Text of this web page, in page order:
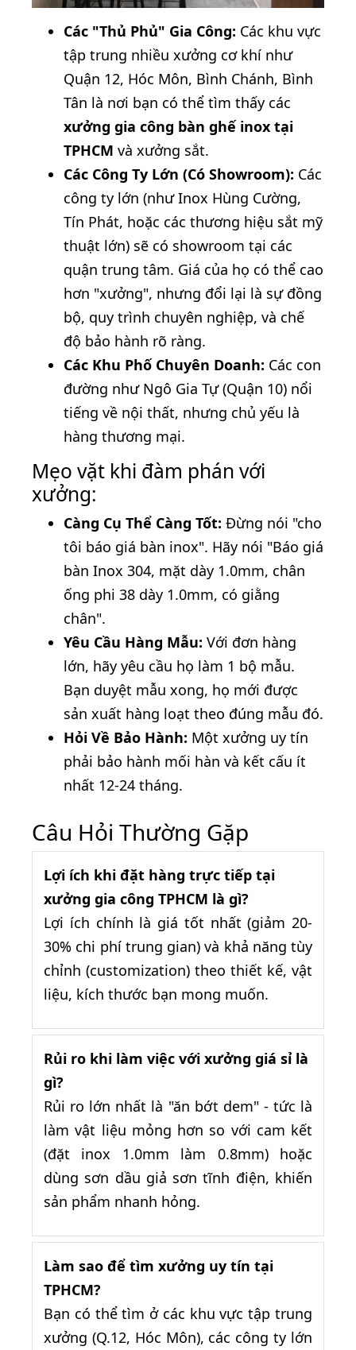
Các "Thủ Phủ" Gia Công: Các khu vực
tập trung nhiều xưởng cơ khí như
Quận 12, Hóc Môn, Bình Chánh, Bình
Tân là nơi bạn có thể tìm thấy các
xưởng gia công bàn ghế inox tại
TPHCM và xưởng sắt.
Các Công Ty Lớn (Có Showroom): Các
công ty lớn (như Inox Hùng Cường,
Tín Phát, hoặc các thương hiệu sắt mỹ
thuật lớn) sẽ có showroom tại các
quận trung tâm. Giá của họ có thể cao
hơn "xưởng", nhưng đổi lại là sự đồng
bộ, quy trình chuyên nghiệp, và chế
độ bảo hành rõ ràng.
Các Khu Phố Chuyên Doanh: Các con
đường như Ngô Gia Tự (Quận 10) nổi
tiếng về nội thất, nhưng chủ yếu là
hàng thương mại.
Mẹo vặt khi đàm phán với
xưởng:
Càng Cụ Thể Càng Tốt: Đừng nói "cho
tôi báo giá bàn inox". Hãy nói "Báo giá
bàn Inox 304, mặt dày 1.0mm, chân
ống phi 38 dày 1.0mm, có giằng
chân".
Yêu Cầu Hàng Mẫu: Với đơn hàng
lớn, hãy yêu cầu họ làm 1 bộ mẫu.
Bạn duyệt mẫu xong, họ mới được
sản xuất hàng loạt theo đúng mẫu đó.
Hỏi Về Bảo Hành: Một xưởng uy tín
phải bảo hành mối hàn và kết cấu ít
nhất 12-24 tháng.
Câu Hỏi Thường Gặp
Lợi ích khi đặt hàng trực tiếp tại
xưởng gia công TPHCM là gì?
Lợi ích chính là giá tốt nhất (giảm 20-
30% chi phí trung gian) và khả năng tùy
chỉnh (customization) theo thiết kế, vật
liệu, kích thước bạn mong muốn.
Rủi ro khi làm việc với xưởng giá sỉ là
gì?
Rủi ro lớn nhất là "ăn bớt dem" - tức là
làm vật liệu mỏng hơn so với cam kết
(đặt inox 1.0mm làm 0.8mm) hoặc
dùng sơn dầu giả sơn tĩnh điện, khiến
sản phẩm nhanh hỏng.
Làm sao để tìm xưởng uy tín tại
TPHCM?
Bạn có thể tìm ở các khu vực tập trung
xưởng (Q.12, Hóc Môn), các công ty lớn